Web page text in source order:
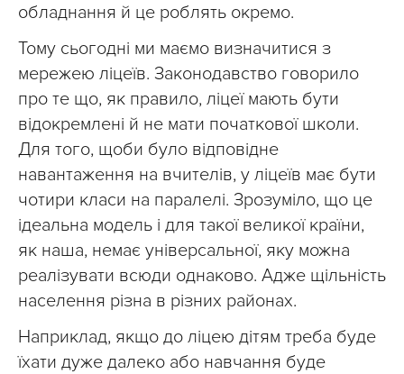
обладнання й це роблять окремо.
Тому сьогодні ми маємо визначитися з
мережею ліцеїв. Законодавство говорило
про те що, як правило, ліцеї мають бути
відокремлені й не мати початкової школи.
Для того, щоби було відповідне
навантаження на вчителів, у ліцеїв має бути
чотири класи на паралелі. Зрозуміло, що це
ідеальна модель і для такої великої країни,
як наша, немає універсальної, яку можна
реалізувати всюди однаково. Адже щільність
населення різна в різних районах.
Наприклад, якщо до ліцею дітям треба буде
їхати дуже далеко або навчання буде